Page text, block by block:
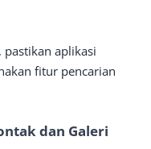
aplikasi
fitur pencarian
dan Galeri